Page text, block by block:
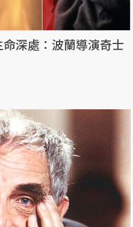
深處：波蘭導演奇士